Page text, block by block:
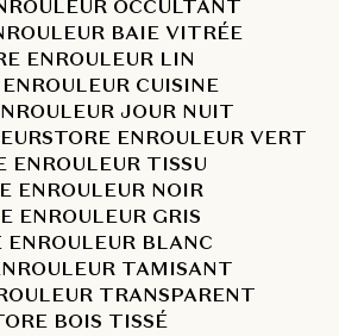
OCCULTANT
BAIE VITRÉE
ENROULEUR LIN
CUISINE
JOUR NUIT
STORE ENROULEUR VERT
ENROULEUR TISSU
ENROULEUR NOIR
ENROULEUR GRIS
ENROULEUR BLANC
TAMISANT
TRANSPARENT
BOIS TISSÉ